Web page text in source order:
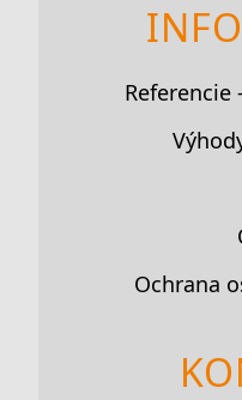
Referencie
Ochrana